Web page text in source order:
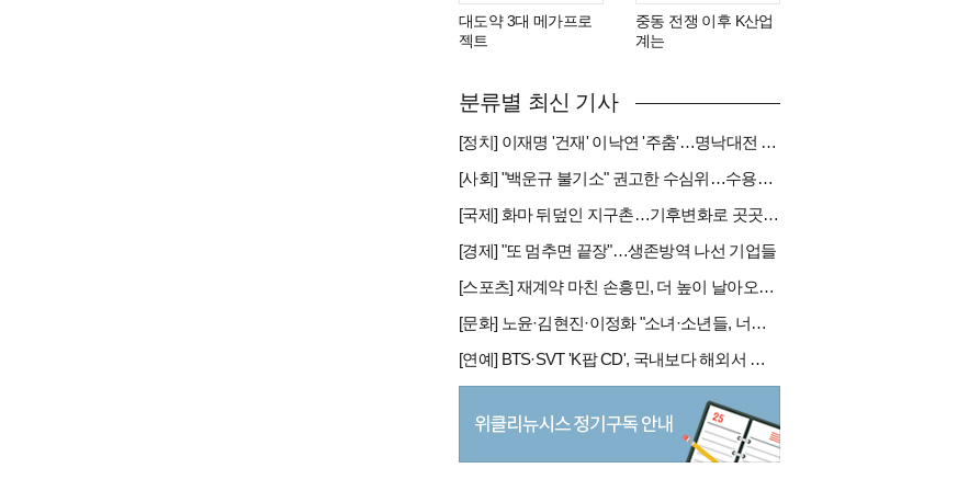
대도약 3대 메가프로
젝트
중동 전쟁 이후 K산업
계는
분류별 최신 기사
[정치] 이재명 '건재' 이낙연 '주춤'…명낙대전 불안한 휴전
[사회] "백운규 불기소" 권고한 수심위…수용땐 줄소송 피할듯
[국제] 화마 뒤덮인 지구촌…기후변화로 곳곳 대형 화재
[경제] "또 멈추면 끝장"…생존방역 나선 기업들
[스포츠] 재계약 마친 손흥민, 더 높이 날아오를까
[문화] 노윤·김현진·이정화 "소녀·소년들, 너희는 혼자가 아니야"
[연예] BTS·SVT 'K팝 CD', 국내보다 해외서 더 팔린다 왜?